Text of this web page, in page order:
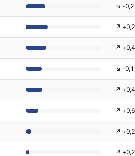
↘ -0,2
↗
↗
↘ -0,1
↗
↗
↗
↗